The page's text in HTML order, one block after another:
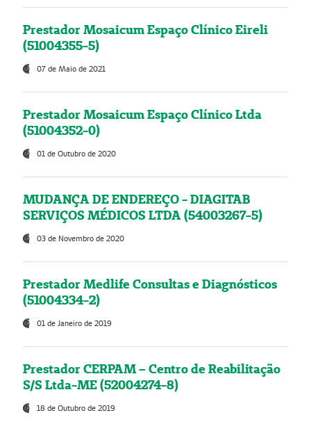
Prestador Mosaicum Espaço Clínico Eireli
(51004355-5)
07 de Maio de 2021
Prestador Mosaicum Espaço Clínico Ltda
(51004352-0)
01 de Outubro de 2020
MUDANÇA DE ENDEREÇO - DIAGITAB
SERVIÇOS MÉDICOS LTDA (54003267-5)
03 de Novembro de 2020
Prestador Medlife Consultas e Diagnósticos
(51004334-2)
01 de Janeiro de 2019
Prestador CERPAM – Centro de Reabilitação
S/S Ltda-ME (52004274-8)
18 de Outubro de 2019